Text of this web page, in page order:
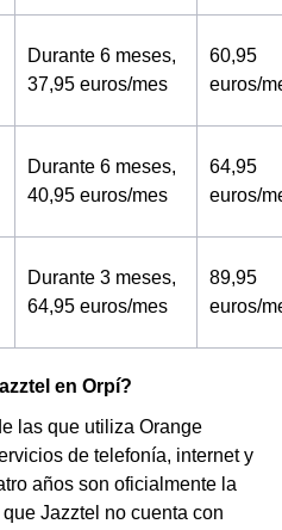
Durante 6 meses,
37,95 euros/mes
60,95
euros/
Durante 6 meses,
40,95 euros/mes
64,95
euros/
Durante 3 meses,
64,95 euros/mes
89,95
euros/
en Orpí?
las que utiliza Orange
de telefonía, internet y
años son oficialmente la
Jazztel no cuenta con